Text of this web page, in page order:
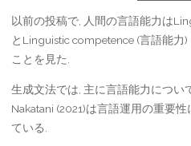
以前の投稿で, 人間の言語能力は
とLinguistic competence (言語能力
ことを見た.
生成文法では, 主に言語能力につい
Nakatani (2021)は言語運用の重要
ている.